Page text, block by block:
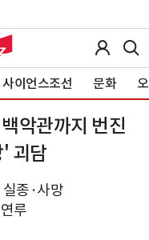
사이언스조선 문화
악관까지 번진
괴담
종·사망
루